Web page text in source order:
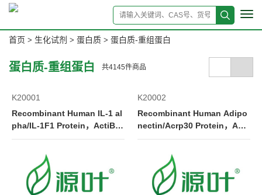
首页 > 生化试剂 > 蛋白质 > 蛋白质-重组蛋白
蛋白质-重组蛋白 共4145件商品
K20001
Recombinant Human IL-1 al
pha/IL-1F1 Protein，ActiBio
Pure™, Bioactive, Animal Fr
≥95%(SDS-PAGE)
K20002
Recombinant Human Adipo
nectin/Acrp30 Protein，Acti
BioPure™, Bioactive, Anima
ee, ≥95%(SDS-PAGE)